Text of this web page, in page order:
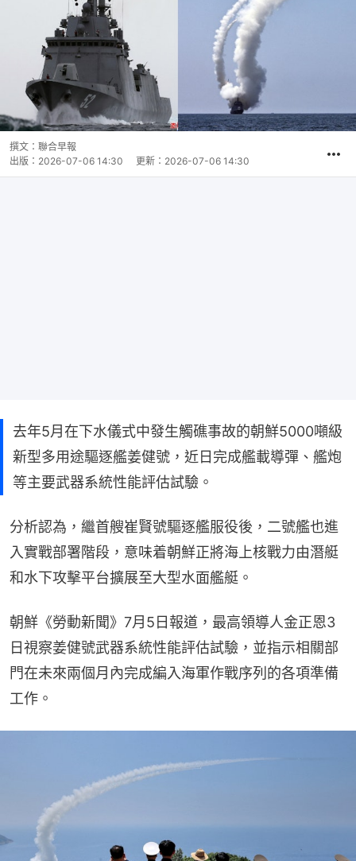
撰文： 聯合早報
出版： 2026-07-06 14:30 更新： 2026-07-06 14:30
去年5月在下水儀式中發生觸礁事故的朝鮮5000噸級
新型多用途驅逐艦姜健號，近日完成艦載導彈、艦炮
等主要武器系統性能評估試驗。
分析認為，繼首艘崔賢號驅逐艦服役後，二號艦也進
入實戰部署階段，意味着朝鮮正將海上核戰力由潛艇
和水下攻擊平台擴展至大型水面艦艇。
朝鮮《勞動新聞》7月5日報道，最高領導人金正恩3
日視察姜健號武器系統性能評估試驗，並指示相關部
門在未來兩個月內完成編入海軍作戰序列的各項準備
工作。